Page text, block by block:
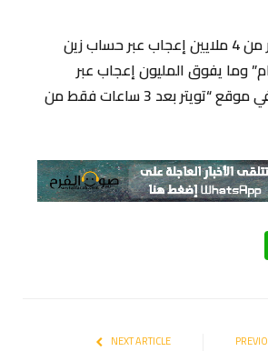
ونالت الصورة أكثر من 4 ملايين إعجاب عبر حساب زين
وما يفوق المليون إعجاب عبر
صفحته الرسمية في موقع “تويتر بعد 3 ساعات فقط من
WhatsApp
NEXT ARTICLE